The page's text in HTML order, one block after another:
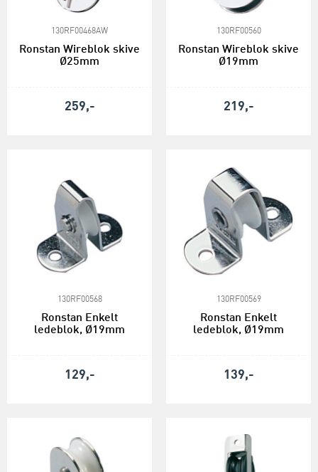
130RF00468AW
Ronstan Wireblok skive
Ø25mm
259,-
130RF00560
Ronstan Wireblok skive
Ø19mm
219,-
130RF00568
Ronstan Enkelt
ledeblok, Ø19mm
129,-
130RF00569
Ronstan Enkelt
ledeblok, Ø19mm
139,-